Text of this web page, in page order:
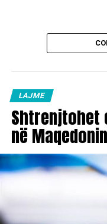
LAJME
Shtrenjtohet
në